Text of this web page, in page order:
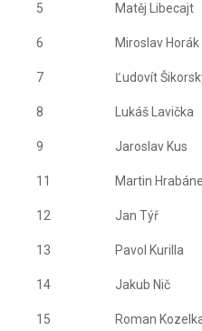
5 Matěj Libecajt
6 Miroslav Horák
7 Ľudovít
8 Lukáš Lavička
9 Jaroslav Kus
11 Martin
12 Jan Týř
13 Pavol Kurilla
14 Jakub Nič
15 Roman